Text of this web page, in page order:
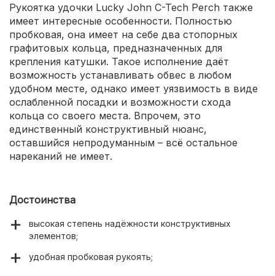
Рукоятка удочки Lucky John C-Tech Perch также
имеет интересные особенности. Полностью
пробковая, она имеет на себе два стопорных
графитовых кольца, предназначенных для
крепления катушки. Такое исполнение даёт
возможность устанавливать обвес в любом
удобном месте, однако имеет уязвимость в виде
ослабленной посадки и возможности схода
кольца со своего места. Впрочем, это
единственный конструктивный нюанс,
оставшийся непродуманным – всё остальное
нареканий не имеет.
Достоинства
высокая степень надёжности конструктивных
элементов;
удобная пробковая рукоять;